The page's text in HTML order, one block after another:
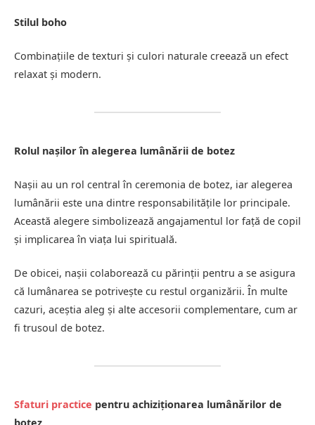
Stilul boho
Combinațiile de texturi și culori naturale creează un efect
relaxat și modern.
Rolul nașilor în alegerea lumânării de botez
Nașii au un rol central în ceremonia de botez, iar alegerea
lumânării este una dintre responsabilitățile lor principale.
Această alegere simbolizează angajamentul lor față de copil
și implicarea în viața lui spirituală.
De obicei, nașii colaborează cu părinții pentru a se asigura
că lumânarea se potrivește cu restul organizării. În multe
cazuri, aceștia aleg și alte accesorii complementare, cum ar
fi trusoul de botez.
Sfaturi practice pentru achiziționarea lumânărilor de
botez